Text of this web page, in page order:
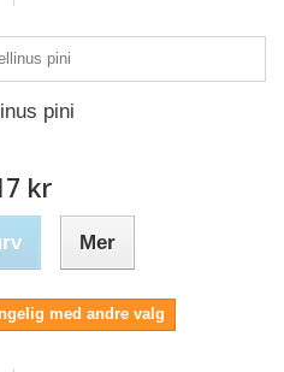
pini
kr
Mer
med andre valg